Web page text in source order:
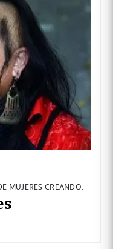
MUJERES CREANDO.